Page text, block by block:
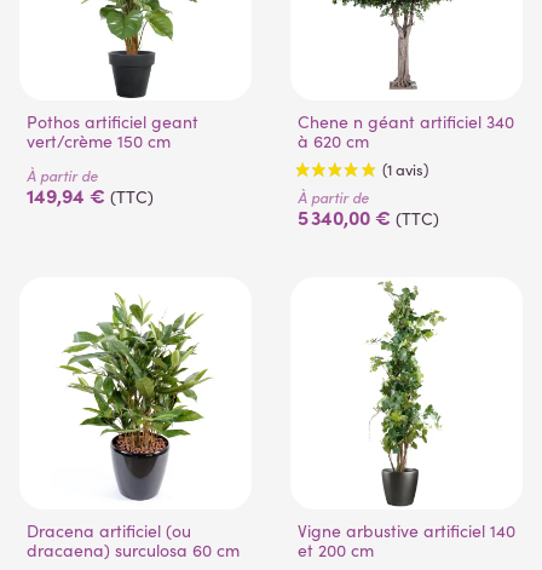
(1 avis)
(2 avis)
Pothos artificiel geant
vert/crème 150 cm
À partir de
149,94 € (TTC)
Chene n géant artificiel 340
à 620 cm
À partir de
5 340,00 € (TTC)
Dracena artificiel (ou
dracaena) surculosa 60 cm
Vigne arbustive artificiel 140
et 200 cm